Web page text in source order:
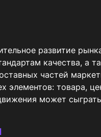
развитие
качества, а
частей
элементов: товара,
может